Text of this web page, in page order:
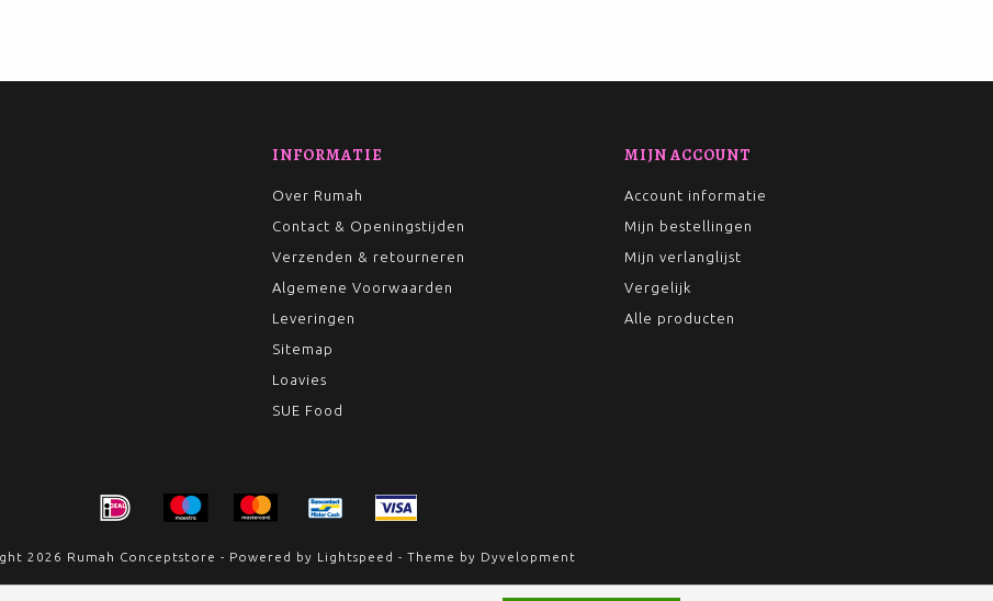
INFORMATIE
Over Rumah
Contact & Openingstijden
Verzenden & retourneren
Algemene Voorwaarden
Leveringen
Sitemap
Loavies
SUE Food
MIJN ACCOUNT
Account informatie
Mijn bestellingen
Mijn verlanglijst
Vergelijk
Alle producten
2026 Rumah Conceptstore - Powered by Lightspeed - Theme by Dyvelopment